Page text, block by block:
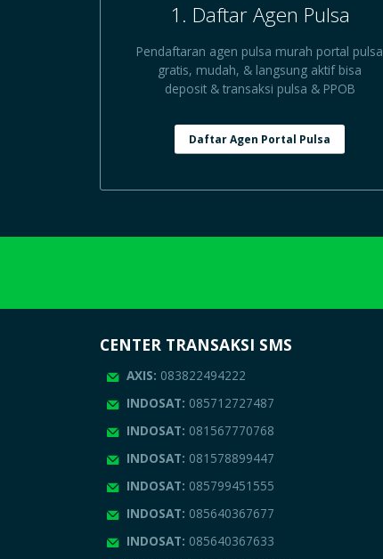
1. Daftar Agen Pulsa
Pendaftaran agen pulsa murah portal pulsa
gratis, mudah, & langsung aktif bisa
deposit & transaksi pulsa & PPOB
Daftar Agen Portal Pulsa
CENTER TRANSAKSI SMS
AXIS: 083822494222
INDOSAT: 085712727487
INDOSAT: 081567770768
INDOSAT: 081578899447
INDOSAT: 085799451555
INDOSAT: 085640367677
INDOSAT: 085640367633